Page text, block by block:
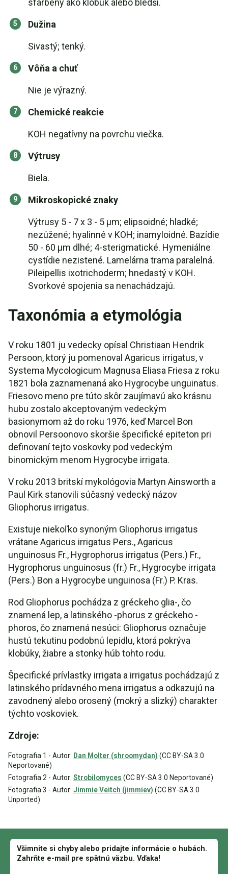
sfarbený ako klobúk alebo bledší.
Dužina
Sivastý; tenký.
Vôňa a chuť
Nie je výrazný.
Chemické reakcie
KOH negatívny na povrchu viečka.
Výtrusy
Biela.
Mikroskopické znaky
Výtrusy 5 - 7 x 3 - 5 µm; elipsoidné; hladké;
nezúžené; hyalinné v KOH; inamyloidné. Bazídie
50 - 60 µm dlhé; 4-sterigmatické. Hymeniálne
cystídie nezistené. Lamelárna trama paralelná.
Pileipellis ixotrichoderm; hnedastý v KOH.
Svorkové spojenia sa nenachádzajú.
Taxonómia a etymológia
V roku 1801 ju vedecky opísal Christiaan Hendrik
Persoon, ktorý ju pomenoval Agaricus irrigatus, v
Systema Mycologicum Magnusa Eliasa Friesa z roku
1821 bola zaznamenaná ako Hygrocybe unguinatus.
Friesovo meno pre túto skôr zaujímavú ako krásnu
hubu zostalo akceptovaným vedeckým
basionymom až do roku 1976, keď Marcel Bon
obnovil Persoonovo skoršie špecifické epiteton pri
definovaní tejto voskovky pod vedeckým
binomickým menom Hygrocybe irrigata.
V roku 2013 britskí mykológovia Martyn Ainsworth a
Paul Kirk stanovili súčasný vedecký názov
Gliophorus irrigatus.
Existuje niekoľko synoným Gliophorus irrigatus
vrátane Agaricus irrigatus Pers., Agaricus
unguinosus Fr., Hygrophorus irrigatus (Pers.) Fr.,
Hygrophorus unguinosus (fr.) Fr., Hygrocybe irrigata
(Pers.) Bon a Hygrocybe unguinosa (Fr.) P. Kras.
Rod Gliophorus pochádza z gréckeho glia-, čo
znamená lep, a latinského -phorus z gréckeho -
phoros, čo znamená nesúci: Gliophorus označuje
hustú tekutinu podobnú lepidlu, ktorá pokrýva
klobúky, žiabre a stonky húb tohto rodu.
Špecifické prívlastky irrigata a irrigatus pochádzajú z
latinského prídavného mena irrigatus a odkazujú na
zavodnený alebo orosený (mokrý a slizký) charakter
týchto voskoviek.
Zdroje:
Fotografia 1 - Autor: Dan Molter (shroomydan) (CC BY-SA 3.0
Neportované)
Fotografia 2 - Autor: Strobilomyces (CC BY-SA 3.0 Neportované)
Fotografia 3 - Autor: Jimmie Veitch (jimmiev) (CC BY-SA 3.0
Unported)